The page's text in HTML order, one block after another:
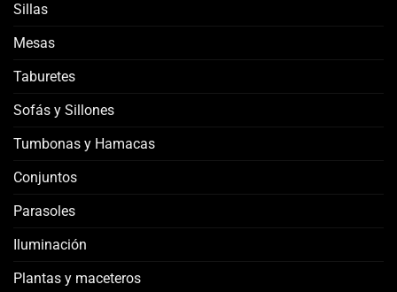
Sillas
Mesas
Taburetes
Sofás y Sillones
Tumbonas y Hamacas
Conjuntos
Parasoles
Iluminación
Plantas y maceteros